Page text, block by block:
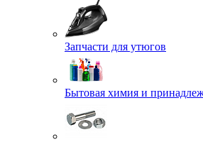
Запчасти для утюгов
Бытовая химия и